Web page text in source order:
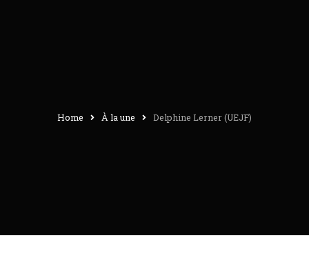
Home À la une Delphine Lerner (UEJF)